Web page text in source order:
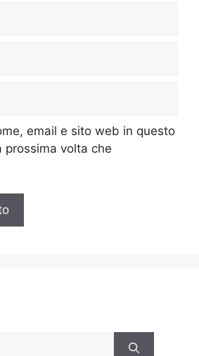
email e sito web in questo
prossima volta che